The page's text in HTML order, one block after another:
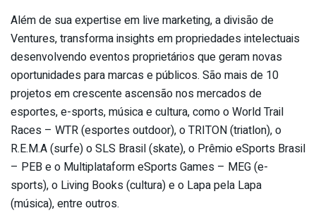
Além de sua expertise em live marketing, a divisão de
Ventures, transforma insights em propriedades intelectuais
desenvolvendo eventos proprietários que geram novas
oportunidades para marcas e públicos. São mais de 10
projetos em crescente ascensão nos mercados de
esportes, e-sports, música e cultura, como o World Trail
Races – WTR (esportes outdoor), o TRITON (triatlon), o
R.E.M.A (surfe) o SLS Brasil (skate), o Prêmio eSports Brasil
– PEB e o Multiplataform eSports Games – MEG (e-
sports), o Living Books (cultura) e o Lapa pela Lapa
(música), entre outros.